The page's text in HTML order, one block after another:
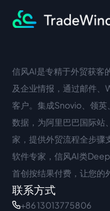
中文入口
信风AI是专精于外贸获客
及企业情报，通过邮件
客户。集成Snovio、领
数据，为阿里巴巴国际站
家，提供外贸流程全步骤
软件专家，信风AI类
首创按结果付费，让您的
联系方式
+86 13013775806